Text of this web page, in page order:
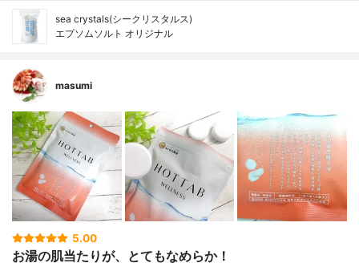
sea crystals(シークリスタルス)
エプソムソルト オリジナル
masumi
5.00
お湯の肌当たりが、とてもなめらか！